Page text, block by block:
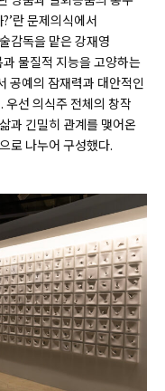
란 문제의식에서
감독을 맡은 강재영
물질적 지능을 고양하는
공예의 잠재력과 대안적인
우선 의식주 전체의 창작
과 긴밀히 관계를 맺어온
로 나누어 구성했다.